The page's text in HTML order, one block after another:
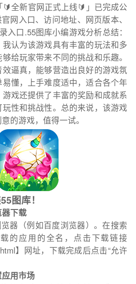
全新官网正式上线🔰」已完成公
网入口、访问地址、网页版本、
入口.55图库小编游戏分析总结：
认为该游戏具有丰富的玩法和多
给玩家带来不同的挑战和乐趣。
逼真，能够营造出良好的游戏氛
懂，上手难度适中，适合各个年
戏还提供了丰富的奖励和成就系
性和挑战性。总的来说，该游戏
的游戏，值得一试。
图库！
下载
器（例如百度浏览器）。在搜索
的应用的全名，点击下载链接
】网址，下载完成后点击“允许
用市场